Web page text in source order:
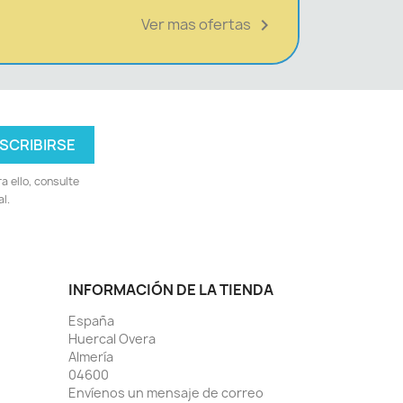
Ver mas ofertas 
ello, consulte
INFORMACIÓN DE LA TIENDA
España
Huercal Overa
Almería
04600
Envíenos un mensaje de correo